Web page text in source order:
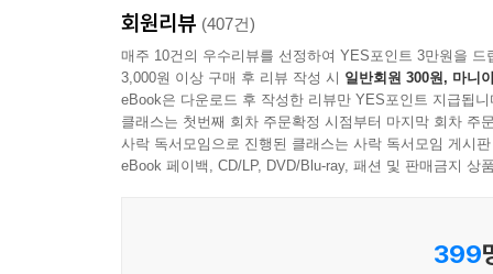
“동식물과 자연, 다수에 속하지 않는 인간을 배제
읽으며 다시 배워야만 한다. 행복과 위로, 애도
나아가도 된다. 아니, 그래야만 한다. 무엇도 배제
최진영(소설가)
장애를 가진 채 살아가는 소녀 ‘은혜’, 아득한 미
사람이고, 그의 시선을 따라 힘껏 고개를 돌린 첫
- 손수현 (배우)
회원리뷰 (407건)
매주 10건의 우수리뷰를 선정하여 YES포인트 3만원을 드
3,000원 이상 구매 후 리뷰 작성 시 일반회원 300원, 마니
eBook은 다운로드 후 작성한 리뷰만 YES포인트 지급됩니
클래스는 첫번째 회차 주문확정 시점부터 마지막 회차 주
사락 독서모임으로 진행된 클래스는 사락 독서모임 게시
eBook 페이백, CD/LP, DVD/Blu-ray, 패션 및 판매금지 상
399